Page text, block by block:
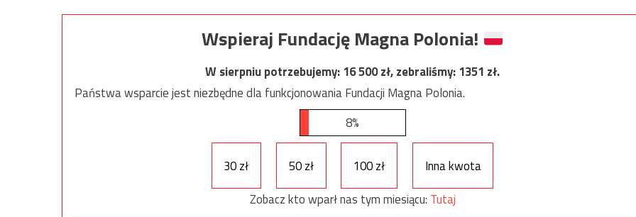
Wspieraj Fundację Magna Polonia!
W sierpniu potrzebujemy:16 500zł, zebraliśmy:1351 zł.
Państwa wsparcie jest niezbędne dla funkcjonowania Fundacji Magna Polonia.
8%
30 zł 50 zł 100 zł
Inna kwota
Zobacz kto wparł nas tym miesiącu: Tutaj